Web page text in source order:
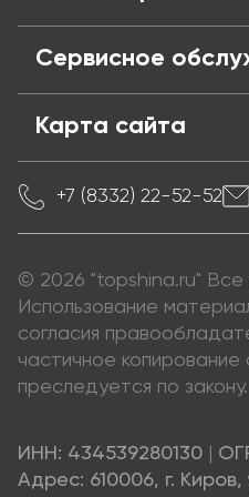
Сервисное
Карта сайта
+7 (8332) 22-52-52
© 2026 "topshina.ru"
Использование
согласия
частичное
преследуется по закону.
ИНН: 434539280130
Адрес: 610006, г.